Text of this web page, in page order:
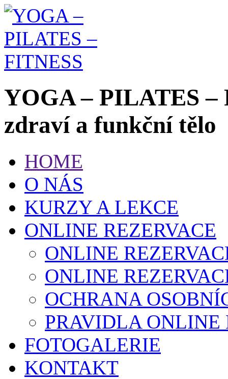
YOGA – PILATES
zdraví a funkční tělo
HOME
O NÁS
KURZY A LEKCE
ONLINE REZERVACE
ONLINE
ONLINE
OCHRANA
PRAVIDLA
FOTOGALERIE
KONTAKT